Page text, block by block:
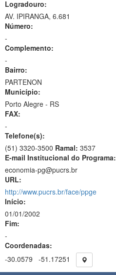
Logradouro:
AV. IPIRANGA, 6.681
Número:
-
Complemento:
-
Bairro:
PARTENON
Município:
Porto Alegre - RS
FAX:
-
Telefone(s):
(51) 3320-3500 Ramal: 3537
E-mail Institucional do Programa:
economia-pg@pucrs.br
URL:
http://www.pucrs.br/face/ppge
Início:
01/01/2002
Fim:
-
Coordenadas:
-30.0579
-51.17251